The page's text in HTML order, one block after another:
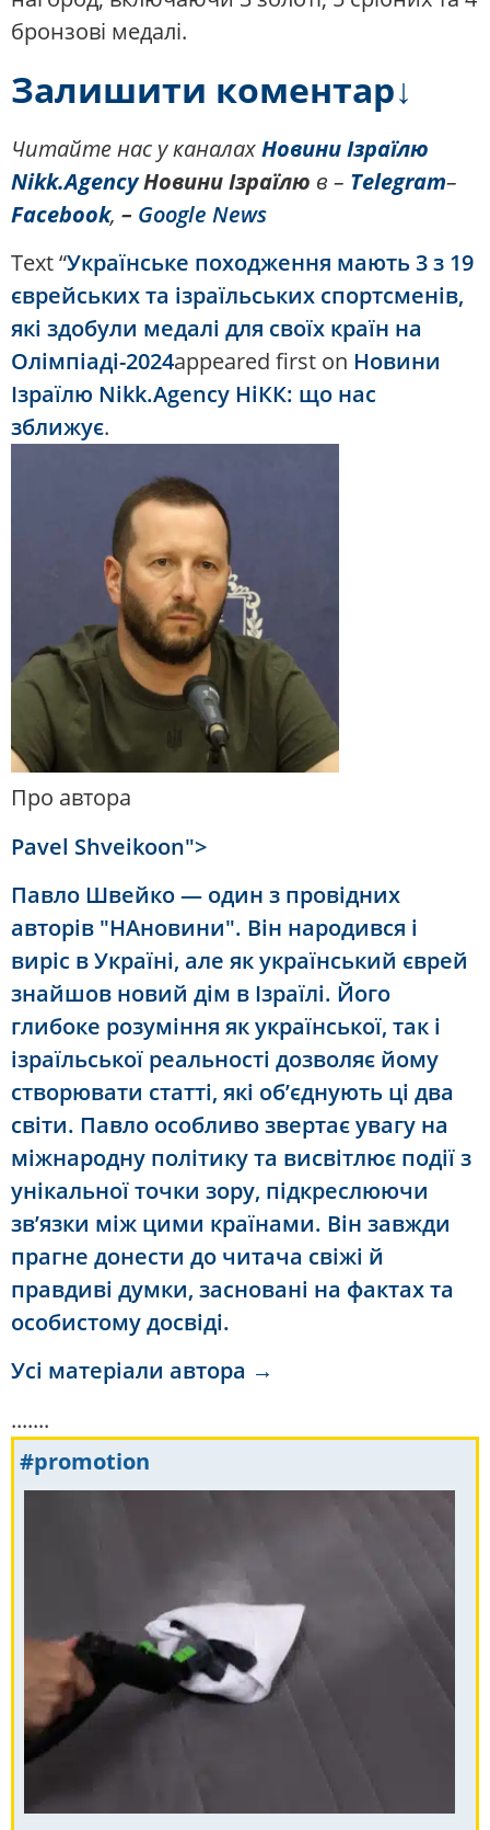
бронзові медалі.
Залишити коментар↓
Читайте нас у каналахНовини Ізраїлю
Nikk.AgencyНовини Ізраїлю в – Telegram–
Facebook, – Google News
Text “Українське походження мають 3 з 19
єврейських та ізраїльських спортсменів,
які здобули медалі для своїх країн на
Олімпіаді-2024appeared first on Новини
Ізраїлю Nikk.Agency НіКК: що нас
зближує.
Про автора
Pavel Shveikoon">
Павло Швейко — один з провідних
авторів "НАновини". Він народився і
виріс в Україні, але як український єврей
знайшов новий дім в Ізраїлі. Його
глибоке розуміння як української, так і
ізраїльської реальності дозволяє йому
створювати статті, які об’єднують ці два
світи. Павло особливо звертає увагу на
міжнародну політику та висвітлює події з
унікальної точки зору, підкреслюючи
зв’язки між цими країнами. Він завжди
прагне донести до читача свіжі й
правдиві думки, засновані на фактах та
особистому досвіді.
Усі матеріали автора →
.......
#promotion